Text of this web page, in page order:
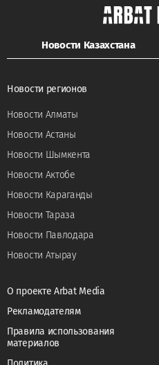
Новости Казахстана
Новости регионов
Новости Алматы
Новости Астаны
Новости Шымкента
Новости Актобе
Новости Караганды
Новости Тараза
Новости Павлодара
Новости Атырау
О проекте Arbat Media
Рекламодателям
Правила использования
материалов